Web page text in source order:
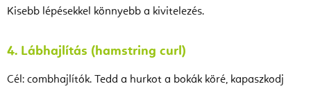
Kisebb lépésekkel könnyebb a kivitelezés.
4. Lábhajlítás (hamstring curl)
Cél: combhajlítók. Tedd a hurkot a bokák köré, kapaszkodj